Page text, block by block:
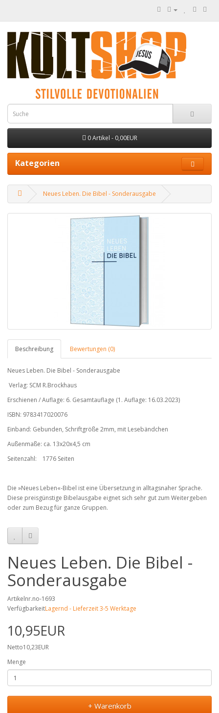
0 Artikel - 0,00EUR
Kategorien
Neues Leben. Die Bibel - Sonderausgabe
Beschreibung Bewertungen (0)
Neues Leben. Die Bibel - Sonderausgabe
Verlag: SCM R.Brockhaus
Erschienen / Auflage: 6. Gesamtauflage (1. Auflage: 16.03.2023)
ISBN: 9783417020076
Einband: Gebunden, Schriftgröße 2mm, mit Lesebändchen
Außenmaße: ca. 13x20x4,5 cm
Seitenzahl:
1776 Seiten
Die »Neues Leben«-Bibel ist eine Übersetzung in alltagsnaher Sprache.
Diese preisgünstige Bibelausgabe eignet sich sehr gut zum Weitergeben
oder zum Bezug für ganze Gruppen.
Neues Leben. Die Bibel -
Sonderausgabe
Artikelnr.no-1693
VerfügbarkeitLagernd - Lieferzeit 3-5 Werktage
10,95EUR
Netto10,23EUR
Menge
+ Warenkorb